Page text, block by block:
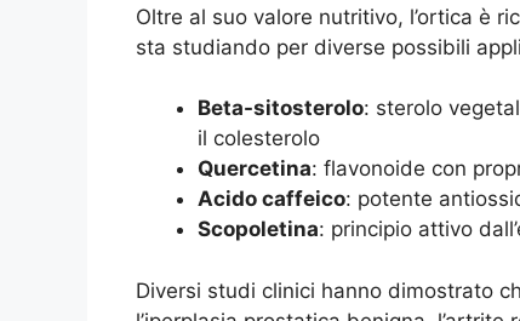
Oltre al suo valore nutritivo, l’ortica è
sta studiando per diverse possibili
Beta-sitosterolo: sterolo
il colesterolo
Quercetina: flavonoide con
Acido caffeico: potente
Scopoletina: principio attivo
Diversi studi clinici hanno dimostrato